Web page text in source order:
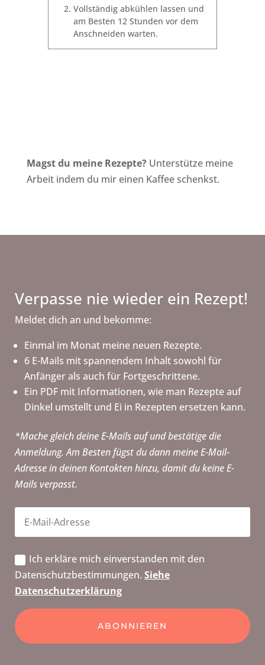
Vollständig abkühlen lassen und
am Besten 12 Stunden vor dem
Anschneiden warten.
Magst du meine Rezepte?Unterstütze meine
Arbeit indem du mir einen Kaffee schenkst.
Verpasse nie wieder ein Rezept!
Meldet dich an und bekomme:
Einmal im Monat meine neuen Rezepte.
6 E-Mails mit spannendem Inhalt sowohl für
Anfänger als auch für Fortgeschrittene.
Ein PDF mit Informationen, wie man Rezepte auf
Dinkel umstellt und Ei in Rezepten ersetzen kann.
*Mache gleich deine E-Mails auf und bestätige die
Anmeldung. Am Besten fügst du dann meine E-Mail-
Adresse in deinen Kontakten hinzu, damit du keine E-
Mails verpasst.
Ich erkläre mich einverstanden mit den
Datenschutzbestimmungen. Siehe
Datenschutzerklärung
ABONNIEREN